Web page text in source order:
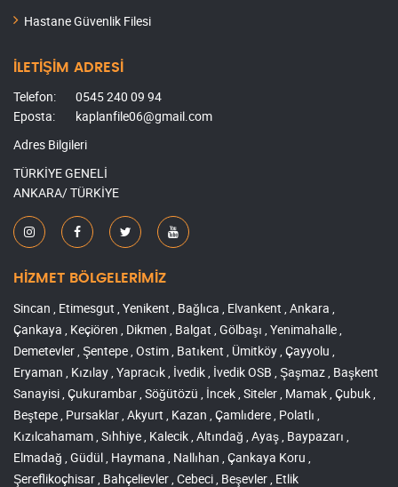
Hastane Güvenlik Filesi
İLETİŞİM ADRESİ
Telefon:
0545 240 09 94
Eposta:
kaplanfile06@gmail.com
Adres Bilgileri
TÜRKİYE GENELİ
ANKARA/ TÜRKİYE
HİZMET BÖLGELERİMİZ
Sincan , Etimesgut , Yenikent , Bağlıca , Elvankent , Ankara ,
Çankaya , Keçiören , Dikmen , Balgat , Gölbaşı , Yenimahalle ,
Demetevler , Şentepe , Ostim , Batıkent , Ümitköy , Çayyolu ,
Eryaman , Kızılay , Yapracık , İvedik , İvedik OSB , Şaşmaz , Başkent
Sanayisi , Çukurambar , Söğütözü , İncek , Siteler , Mamak , Çubuk ,
Beştepe , Pursaklar , Akyurt , Kazan , Çamlıdere , Polatlı ,
Kızılcahamam , Sıhhiye , Kalecik , Altındağ , Ayaş , Baypazarı ,
Elmadağ , Güdül , Haymana , Nallıhan , Çankaya Koru ,
Şereflikoçhisar , Bahçelievler , Cebeci , Beşevler , Etlik